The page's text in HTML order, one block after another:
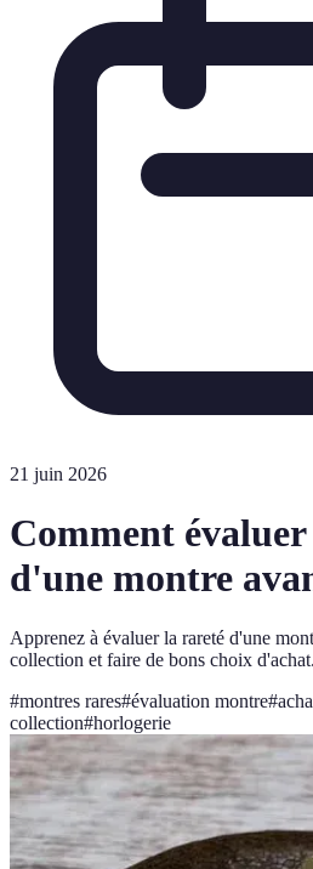
21 juin 2026
Comment
d'une montre
Apprenez à évaluer la rareté d'une
collection et faire de bons choix d'achat.
#montres rares#évaluation montre#
collection#horlogerie